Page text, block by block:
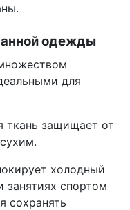
одежды
для
ткань защищает от
холодный
занятиях спортом
сохранять